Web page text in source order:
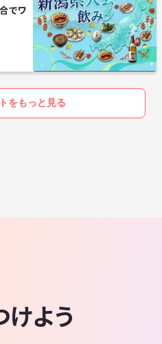
でワ
をもっと見る
けよう